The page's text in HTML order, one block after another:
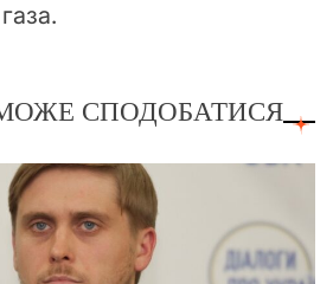
СПОДОБАТИСЯ